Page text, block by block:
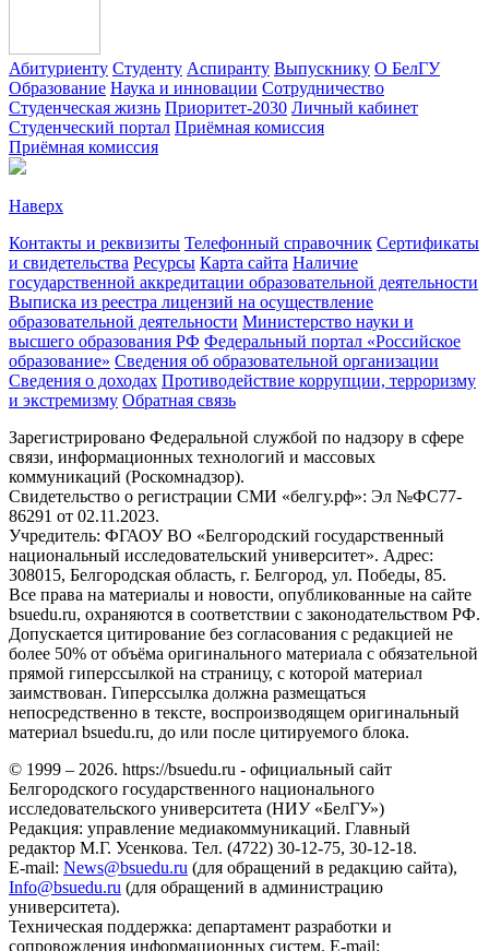
Абитуриенту Студенту Аспиранту Выпускнику О БелГУ
Образование Наука и инновации Сотрудничество
Студенческая жизнь Приоритет-2030 Личный кабинет
Студенческий портал Приёмная комиссия
Приёмная комиссия
Наверх
Контакты и реквизиты Телефонный справочник Сертификаты
и свидетельства Ресурсы Карта сайта Наличие
государственной аккредитации образовательной деятельности
Выписка из реестра лицензий на осуществление
образовательной деятельности Министерствo науки и
высшего образования РФ Федеральный портал «Российское
образование» Сведения об образовательной организации
Сведения о доходах Противодействие коррупции, терроризму
и экстремизму Обратная связь
Зарегистрировано Федеральной службой по надзору в сфере
связи, информационных технологий и массовых
коммуникаций (Роскомнадзор).
Свидетельство о регистрации СМИ «белгу.рф»: Эл №ФС77-
86291 от 02.11.2023.
Учредитель: ФГАОУ ВО «Белгородский государственный
национальный исследовательский университет». Адрес:
308015, Белгородская область, г. Белгород, ул. Победы, 85.
Все права на материалы и новости, опубликованные на сайте
bsuedu.ru, охраняются в соответствии с законодательством РФ.
Допускается цитирование без согласования с редакцией не
более 50% от объёма оригинального материала с обязательной
прямой гиперссылкой на страницу, с которой материал
заимствован. Гиперссылка должна размещаться
непосредственно в тексте, воспроизводящем оригинальный
материал bsuedu.ru, до или после цитируемого блока.
© 1999 – 2026. https://bsuedu.ru - официальный сайт
Белгородского государственного национального
исследовательского университета (НИУ «БелГУ»)
Редакция: управление медиакоммуникаций. Главный
редактор М.Г. Усенкова. Тел. (4722) 30-12-75, 30-12-18.
E-mail: News@bsuedu.ru (для обращений в редакцию сайта),
Info@bsuedu.ru (для обращений в администрацию
университета).
Техническая поддержка: департамент разработки и
сопровождения информационных систем. E-mail: